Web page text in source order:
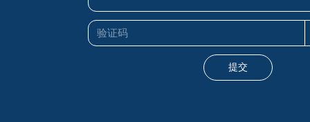
提交